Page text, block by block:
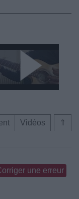
⇑
Vidéos
une erreur